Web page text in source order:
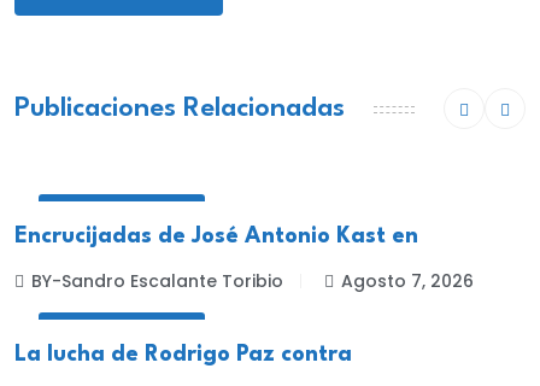
Publicaciones Relacionadas
Encrucijadas de José Antonio Kast en
BY-Sandro Escalante Toribio Agosto 7, 2026
La lucha de Rodrigo Paz contra